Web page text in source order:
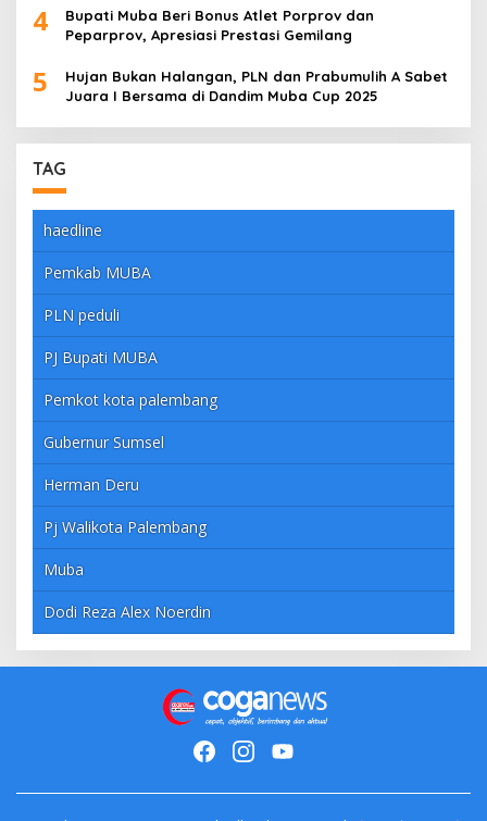
4
Bupati Muba Beri Bonus Atlet Porprov dan
Peparprov, Apresiasi Prestasi Gemilang
5
Hujan Bukan Halangan, PLN dan Prabumulih A Sabet
Juara I Bersama di Dandim Muba Cup 2025
TAG
haedline
Pemkab MUBA
PLN peduli
PJ Bupati MUBA
Pemkot kota palembang
Gubernur Sumsel
Herman Deru
Pj Walikota Palembang
Muba
Dodi Reza Alex Noerdin